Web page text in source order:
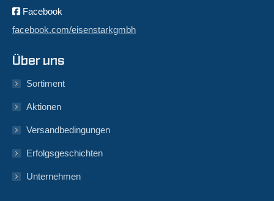
Facebook
facebook.com/eisenstarkgmbh
Über uns
Sortiment
Aktionen
Versandbedingungen
Erfolgsgeschichten
Unternehmen